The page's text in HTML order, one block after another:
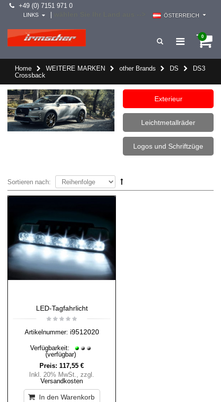
+49 (0) 7151 971 0
ÖSTERREICH
LINKS
0
Home WEITERE MARKEN other Brands DS
DS3
Crossback
Exterieur
Leichtmetallräder
Logos und Schriftzüge
Sortieren nach:
LED-Tagfahrlicht
Artikelnummer: i9512020
Verfügbarkeit:
(verfügbar)
Preis: 117,55 €
Inkl. 20% MwSt., zzgl.
Versandkosten
In den Warenkorb